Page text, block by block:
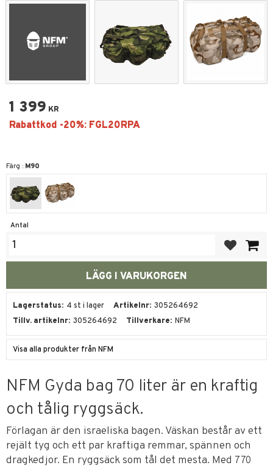
1 399 KR
Färg : M90
Antal
Lagerstatus 4 st i lager Artikelnr 305264692
Tillv. artikelnr 305264692 Tillverkare NFM
Visa alla produkter från NFM
NFM Gyda bag 70 liter är en kraftig
och tålig ryggsäck.
Förlagan är den israeliska bagen. Väskan består av ett
rejält tyg och ett par kraftiga remmar, spännen och
dragkedjor. En ryggsäck som tål det mesta. Med 770